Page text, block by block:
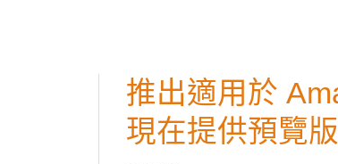
推出適用於
現在提供預覽版